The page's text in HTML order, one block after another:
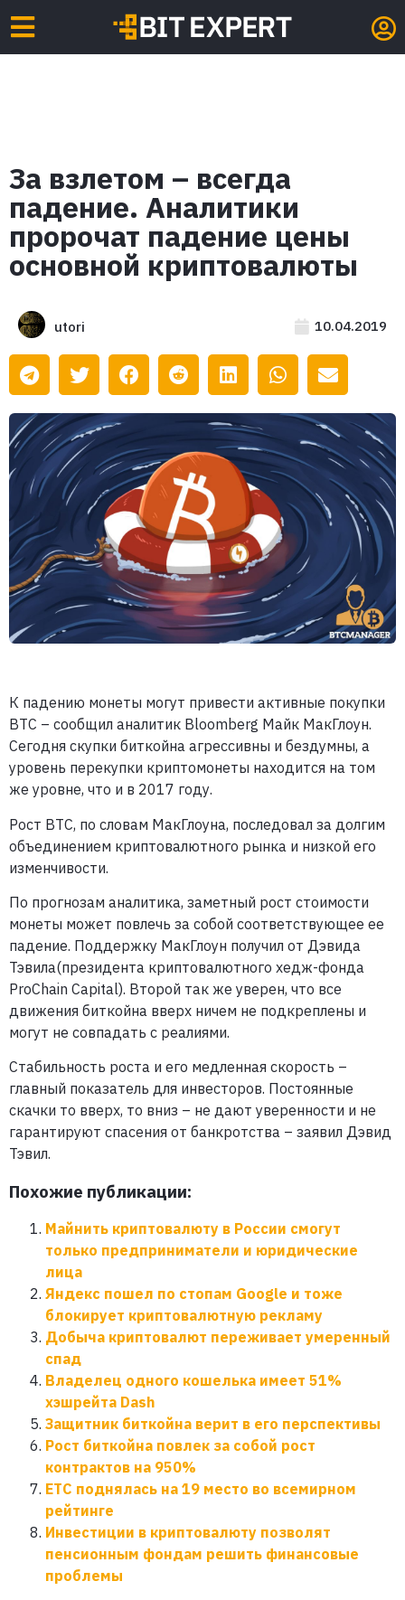
За взлетом – всегда
падение. Аналитики
пророчат падение цены
основной криптовалюты
utori 10.04.2019
К падению монеты могут привести активные покупки
ВТС – сообщил аналитик Bloomberg Майк МакГлоун.
Сегодня скупки биткойна агрессивны и бездумны, а
уровень перекупки криптомонеты находится на том
же уровне, что и в 2017 году.
Рост ВТС, по словам МакГлоуна, последовал за долгим
объединением криптовалютного рынка и низкой его
изменчивости.
По прогнозам аналитика, заметный рост стоимости
монеты может повлечь за собой соответствующее ее
падение. Поддержку МакГлоун получил от Дэвида
Тэвила(президента криптовалютного хедж-фонда
ProChain Capital). Второй так же уверен, что все
движения биткойна вверх ничем не подкреплены и
могут не совпадать с реалиями.
Стабильность роста и его медленная скорость –
главный показатель для инвесторов. Постоянные
скачки то вверх, то вниз – не дают уверенности и не
гарантируют спасения от банкротства – заявил Дэвид
Тэвил.
Похожие публикации:
Майнить криптовалюту в России смогут
только предприниматели и юридические
лица
Яндекс пошел по стопам Google и тоже
блокирует криптовалютную рекламу
Добыча криптовалют переживает умеренный
спад
Владелец одного кошелька имеет 51%
хэшрейта Dash
Защитник биткойна верит в его перспективы
Рост биткойна повлек за собой рост
контрактов на 950%
ЕТС поднялась на 19 место во всемирном
рейтинге
Инвестиции в криптовалюту позволят
пенсионным фондам решить финансовые
проблемы